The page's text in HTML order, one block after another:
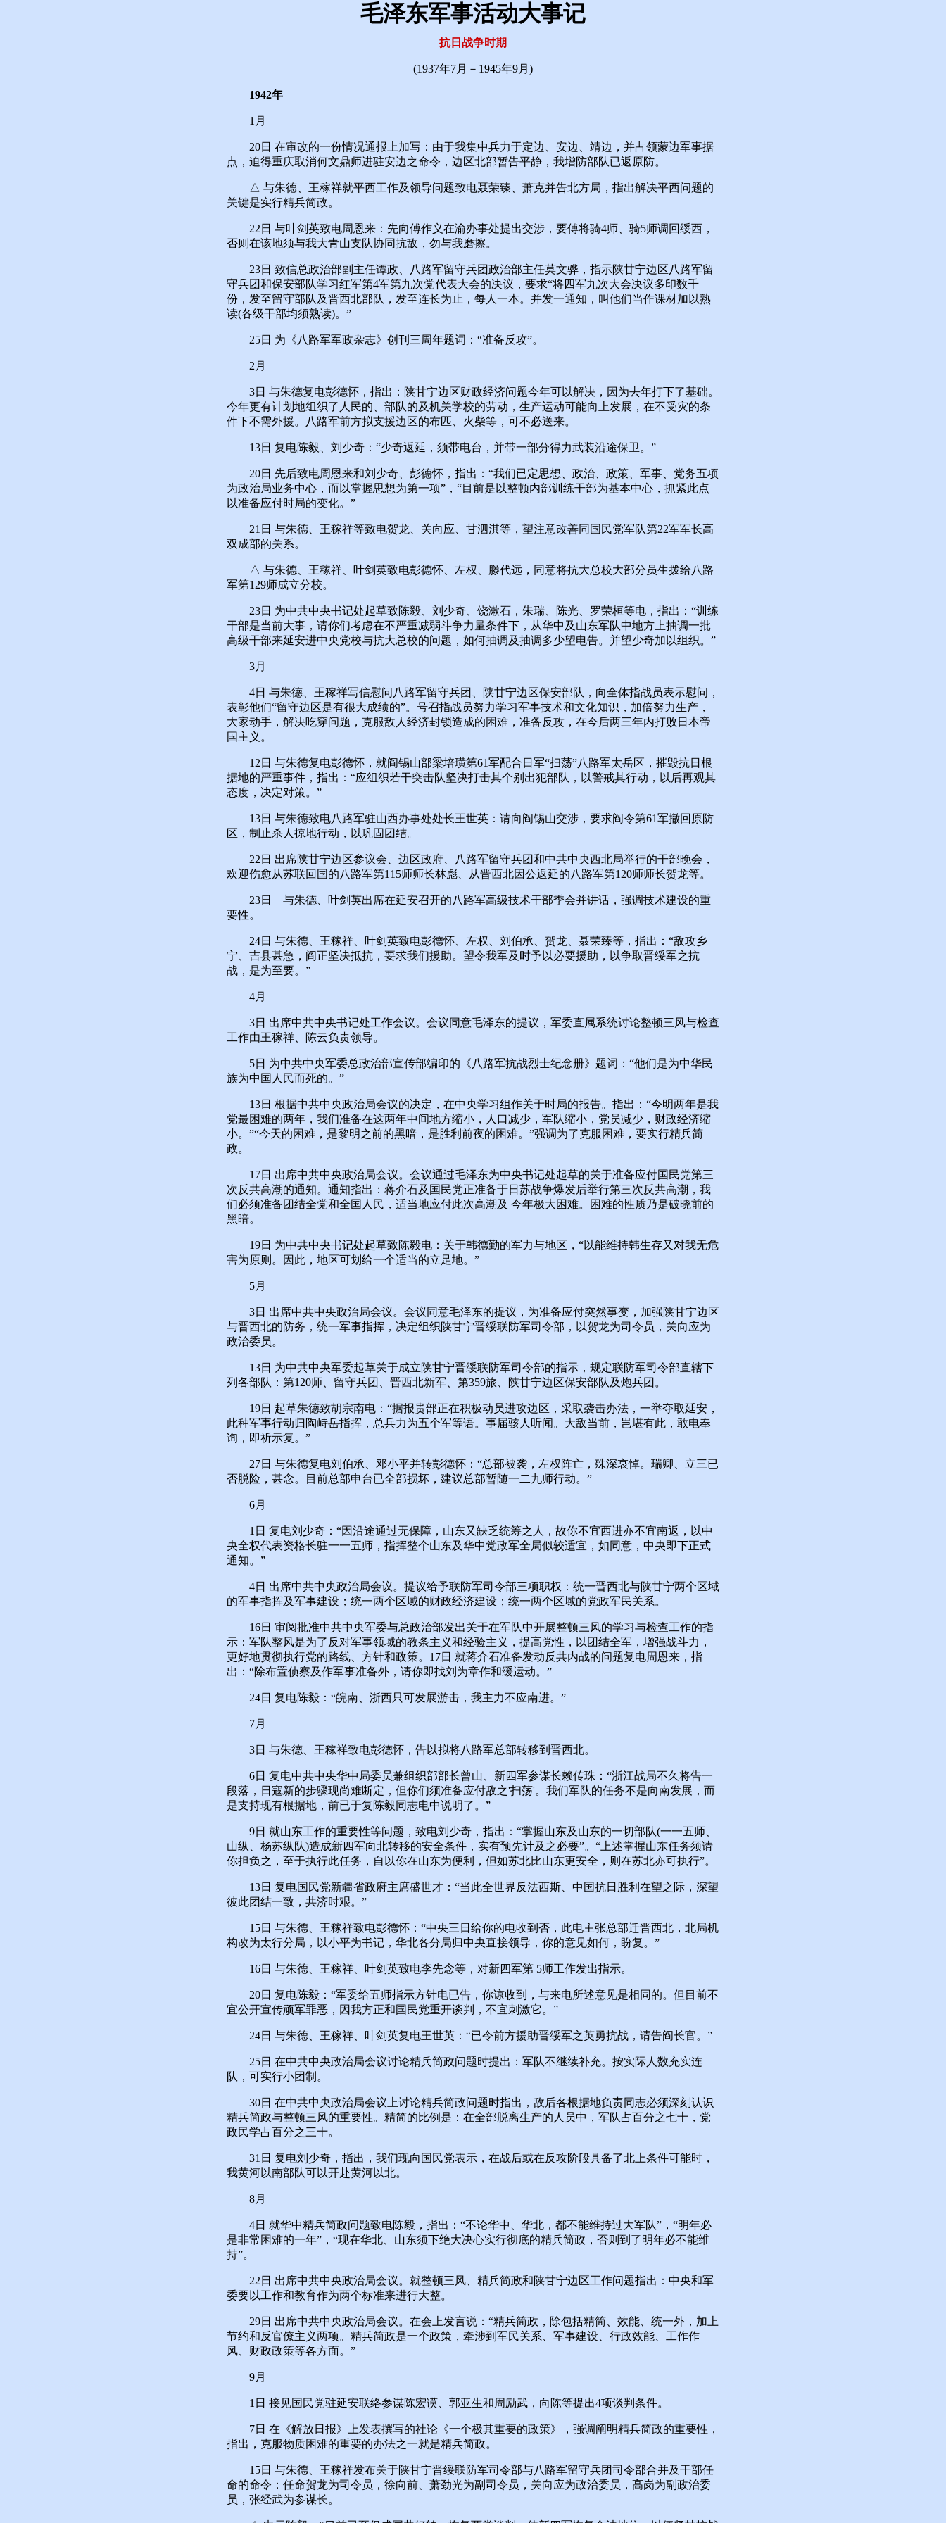
毛泽东军事活动大事记
抗日战争时期
(1937年7月－1945年9月)
1942年
1月
20日 在审改的一份情况通报上加写：由于我集中兵力于定边、安边、靖边，并占领蒙边军事据
点，迫得重庆取消何文鼎师进驻安边之命令，边区北部暂告平静，我增防部队已返原防。
△ 与朱德、王稼祥就平西工作及领导问题致电聂荣臻、萧克并告北方局，指出解决平西问题的
关键是实行精兵简政。
22日 与叶剑英致电周恩来：先向傅作义在渝办事处提出交涉，要傅将骑4师、骑5师调回绥西，
否则在该地须与我大青山支队协同抗敌，勿与我磨擦。
23日 致信总政治部副主任谭政、八路军留守兵团政治部主任莫文骅，指示陕甘宁边区八路军留
守兵团和保安部队学习红军第4军第九次党代表大会的决议，要求“将四军九次大会决议多印数千
份，发至留守部队及晋西北部队，发至连长为止，每人一本。并发一通知，叫他们当作课材加以熟
读(各级干部均须熟读)。”
25日 为《八路军军政杂志》创刊三周年题词：“准备反攻”。
2月
3日 与朱德复电彭德怀，指出：陕甘宁边区财政经济问题今年可以解决，因为去年打下了基础。
今年更有计划地组织了人民的、部队的及机关学校的劳动，生产运动可能向上发展，在不受灾的条
件下不需外援。八路军前方拟支援边区的布匹、火柴等，可不必送来。
13日 复电陈毅、刘少奇：“少奇返延，须带电台，并带一部分得力武装沿途保卫。”
20日 先后致电周恩来和刘少奇、彭德怀，指出：“我们已定思想、政治、政策、军事、党务五项
为政治局业务中心，而以掌握思想为第一项”，“目前是以整顿内部训练干部为基本中心，抓紧此点
以准备应付时局的变化。”
21日 与朱德、王稼祥等致电贺龙、关向应、甘泗淇等，望注意改善同国民党军队第22军军长高
双成部的关系。
△ 与朱德、王稼祥、叶剑英致电彭德怀、左权、滕代远，同意将抗大总校大部分员生拨给八路
军第129师成立分校。
23日 为中共中央书记处起草致陈毅、刘少奇、饶漱石，朱瑞、陈光、罗荣桓等电，指出：“训练
干部是当前大事，请你们考虑在不严重减弱斗争力量条件下，从华中及山东军队中地方上抽调一批
高级干部来延安进中央党校与抗大总校的问题，如何抽调及抽调多少望电告。并望少奇加以组织。”
3月
4日 与朱德、王稼祥写信慰问八路军留守兵团、陕甘宁边区保安部队，向全体指战员表示慰问，
表彰他们“留守边区是有很大成绩的”。号召指战员努力学习军事技术和文化知识，加倍努力生产，
大家动手，解决吃穿问题，克服敌人经济封锁造成的困难，准备反攻，在今后两三年内打败日本帝
国主义。
12日 与朱德复电彭德怀，就阎锡山部梁培璜第61军配合日军“扫荡”八路军太岳区，摧毁抗日根
据地的严重事件，指出：“应组织若干突击队坚决打击其个别出犯部队，以警戒其行动，以后再观其
态度，决定对策。”
13日 与朱德致电八路军驻山西办事处处长王世英：请向阎锡山交涉，要求阎令第61军撤回原防
区，制止杀人掠地行动，以巩固团结。
22日 出席陕甘宁边区参议会、边区政府、八路军留守兵团和中共中央西北局举行的干部晚会，
欢迎伤愈从苏联回国的八路军第115师师长林彪、从晋西北因公返延的八路军第120师师长贺龙等。
23日 与朱德、叶剑英出席在延安召开的八路军高级技术干部季会并讲话，强调技术建设的重
要性。
24日 与朱德、王稼祥、叶剑英致电彭德怀、左权、刘伯承、贺龙、聂荣臻等，指出：“敌攻乡
宁、吉县甚急，阎正坚决抵抗，要求我们援助。望令我军及时予以必要援助，以争取晋绥军之抗
战，是为至要。”
4月
3日 出席中共中央书记处工作会议。会议同意毛泽东的提议，军委直属系统讨论整顿三风与检查
工作由王稼祥、陈云负责领导。
5日 为中共中央军委总政治部宣传部编印的《八路军抗战烈士纪念册》题词：“他们是为中华民
族为中国人民而死的。”
13日 根据中共中央政治局会议的决定，在中央学习组作关于时局的报告。指出：“今明两年是我
党最困难的两年，我们准备在这两年中间地方缩小，人口减少，军队缩小，党员减少，财政经济缩
小。”“今天的困难，是黎明之前的黑暗，是胜利前夜的困难。”强调为了克服困难，要实行精兵简
政。
17日 出席中共中央政治局会议。会议通过毛泽东为中央书记处起草的关于准备应付国民党第三
次反共高潮的通知。通知指出：蒋介石及国民党正准备于日苏战争爆发后举行第三次反共高潮，我
们必须准备团结全党和全国人民，适当地应付此次高潮及 今年极大困难。困难的性质乃是破晓前的
黑暗。
19日 为中共中央书记处起草致陈毅电：关于韩德勤的军力与地区，“以能维持韩生存又对我无危
害为原则。因此，地区可划给一个适当的立足地。”
5月
3日 出席中共中央政治局会议。会议同意毛泽东的提议，为准备应付突然事变，加强陕甘宁边区
与晋西北的防务，统一军事指挥，决定组织陕甘宁晋绥联防军司令部，以贺龙为司令员，关向应为
政治委员。
13日 为中共中央军委起草关于成立陕甘宁晋绥联防军司令部的指示，规定联防军司令部直辖下
列各部队：第120师、留守兵团、晋西北新军、第359旅、陕甘宁边区保安部队及炮兵团。
19日 起草朱德致胡宗南电：“据报贵部正在积极动员进攻边区，采取袭击办法，一举夺取延安，
此种军事行动归陶峙岳指挥，总兵力为五个军等语。事届骇人听闻。大敌当前，岂堪有此，敢电奉
询，即祈示复。”
27日 与朱德复电刘伯承、邓小平并转彭德怀：“总部被袭，左权阵亡，殊深哀悼。瑞卿、立三已
否脱险，甚念。目前总部申台已全部损坏，建议总部暂随一二九师行动。”
6月
1日 复电刘少奇：“因沿途通过无保障，山东又缺乏统筹之人，故你不宜西进亦不宜南返，以中
央全权代表资格长驻一一五师，指挥整个山东及华中党政军全局似较适宜，如同意，中央即下正式
通知。”
4日 出席中共中央政治局会议。提议给予联防军司令部三项职权：统一晋西北与陕甘宁两个区域
的军事指挥及军事建设；统一两个区域的财政经济建设；统一两个区域的党政军民关系。
16日 审阅批准中共中央军委与总政治部发出关于在军队中开展整顿三风的学习与检查工作的指
示：军队整风是为了反对军事领域的教条主义和经验主义，提高党性，以团结全军，增强战斗力，
更好地贯彻执行党的路线、方针和政策。17日 就蒋介石准备发动反共内战的问题复电周恩来，指
出：“除布置侦察及作军事准备外，请你即找刘为章作和缓运动。”
24日 复电陈毅：“皖南、浙西只可发展游击，我主力不应南进。”
7月
3日 与朱德、王稼祥致电彭德怀，告以拟将八路军总部转移到晋西北。
6日 复电中共中央华中局委员兼组织部部长曾山、新四军参谋长赖传珠：“浙江战局不久将告一
段落，日寇新的步骤现尚难断定，但你们须准备应付敌之'扫荡'。我们军队的任务不是向南发展，而
是支持现有根据地，前已于复陈毅同志电中说明了。”
9日 就山东工作的重要性等问题，致电刘少奇，指出：“掌握山东及山东的一切部队(一一五师、
山纵、杨苏纵队)造成新四军向北转移的安全条件，实有预先计及之必要”。“上述掌握山东任务须请
你担负之，至于执行此任务，自以你在山东为便利，但如苏北比山东更安全，则在苏北亦可执行”。
13日 复电国民党新疆省政府主席盛世才：“当此全世界反法西斯、中国抗日胜利在望之际，深望
彼此团结一致，共济时艰。”
15日 与朱德、王稼祥致电彭德怀：“中央三日给你的电收到否，此电主张总部迁晋西北，北局机
构改为太行分局，以小平为书记，华北各分局归中央直接领导，你的意见如何，盼复。”
16日 与朱德、王稼祥、叶剑英致电李先念等，对新四军第 5师工作发出指示。
20日 复电陈毅：“军委给五师指示方针电已告，你谅收到，与来电所述意见是相同的。但目前不
宜公开宣传顽军罪恶，因我方正和国民党重开谈判，不宜刺激它。”
24日 与朱德、王稼祥、叶剑英复电王世英：“已令前方援助晋绥军之英勇抗战，请告阎长官。”
25日 在中共中央政治局会议讨论精兵简政问题时提出：军队不继续补充。按实际人数充实连
队，可实行小团制。
30日 在中共中央政治局会议上讨论精兵简政问题时指出，敌后各根据地负责同志必须深刻认识
精兵简政与整顿三风的重要性。精简的比例是：在全部脱离生产的人员中，军队占百分之七十，党
政民学占百分之三十。
31日 复电刘少奇，指出，我们现向国民党表示，在战后或在反攻阶段具备了北上条件可能时，
我黄河以南部队可以开赴黄河以北。
8月
4日 就华中精兵简政问题致电陈毅，指出：“不论华中、华北，都不能维持过大军队”，“明年必
是非常困难的一年”，“现在华北、山东须下绝大决心实行彻底的精兵简政，否则到了明年必不能维
持”。
22日 出席中共中央政治局会议。就整顿三风、精兵简政和陕甘宁边区工作问题指出：中央和军
委要以工作和教育作为两个标准来进行大整。
29日 出席中共中央政治局会议。在会上发言说：“精兵简政，除包括精简、效能、统一外，加上
节约和反官僚主义两项。精兵简政是一个政策，牵涉到军民关系、军事建设、行政效能、工作作
风、财政政策等各方面。”
9月
1日 接见国民党驻延安联络参谋陈宏谟、郭亚生和周励武，向陈等提出4项谈判条件。
7日 在《解放日报》上发表撰写的社论《一个极其重要的政策》，强调阐明精兵简政的重要性，
指出，克服物质困难的重要的办法之一就是精兵简政。
15日 与朱德、王稼祥发布关于陕甘宁晋绥联防军司令部与八路军留守兵团司令部合并及干部任
命的命令：任命贺龙为司令员，徐向前、萧劲光为副司令员，关向应为政治委员，高岗为副政治委
员，张经武为参谋长。